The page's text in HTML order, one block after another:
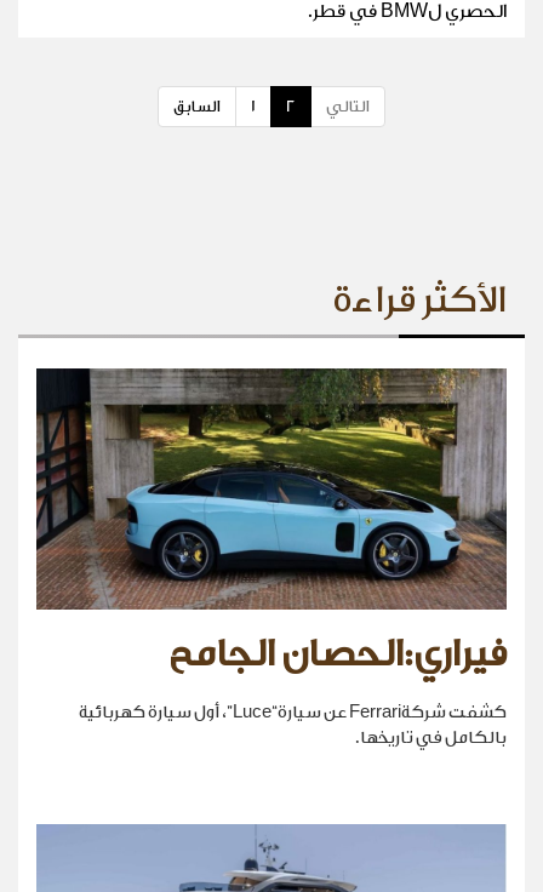
الحصري لBMW في قطر.
السابق 1 2 التالي
الأكثر قراءة
فيراري:الحصان الجامح
كشفت شركةFerrari عن سيارة“Luce”، أول سيارة كهربائية
بالكامل في تاريخها.